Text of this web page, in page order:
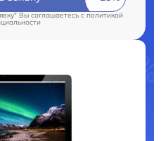
Вы соглашаетесь cполитикой